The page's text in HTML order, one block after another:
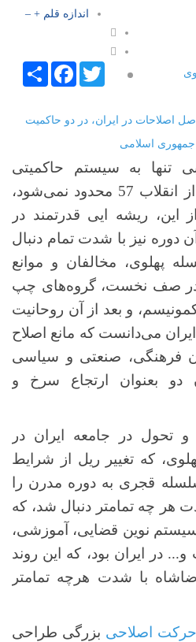
اندازه قلم +
–
ShareTwitter
تنها به سیستم حاکمیتی
جمهوری اسلامی و بعد از انقلاب 57 محدود نمی‌شود،
ریشه ایی قدرتمند در
دوره نیز با شدت تمام دنبال
پهلوی، مخالفان و موانع
در صف نخست، گروه‌های چپ
و بعد از آن روحانیت
می‌دانست که مانع اصلاح
فرهنگی، صنعتی و سیاسی
دو بعنوان ارتجاع سرخ و
و تحول در جامعه ایران در
که تغییر ریل از شرایط
قجری به دوره مدرن را
هر چه تمامتر دنبال شد، که
سیستم نوین قضایی، آموزشی،
و... در ایران بود، که این روند
رضاشاه با شدت هرچه تمامتر
حرکت اصلاحی بزرگی طراحی